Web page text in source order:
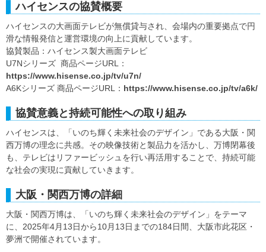
ハイセンスの協賛概要
ハイセンスの大画面テレビが無償貸与され、会場内の重要拠点で円
滑な情報発信と運営環境の向上に貢献しています。
協賛製品：ハイセンス製大画面テレビ
U7Nシリーズ 商品ページURL：
https://www.hisense.co.jp/tv/u7n/
A6Kシリーズ 商品ページURL： https://www.hisense.co.jp/tv/a6k/
協賛意義と持続可能性への取り組み
ハイセンスは、「いのち輝く未来社会のデザイン」である大阪・関
西万博の理念に共感。その映像技術と製品力を活かし、万博閉幕後
も、テレビはリファービッシュを行い再活用することで、持続可能
な社会の実現に貢献していきます。
大阪・関西万博の詳細
大阪・関西万博は、「いのち輝く未来社会のデザイン」をテーマ
に、2025年4月13日から10月13日までの184日間、大阪市此花区・
夢洲で開催されています。